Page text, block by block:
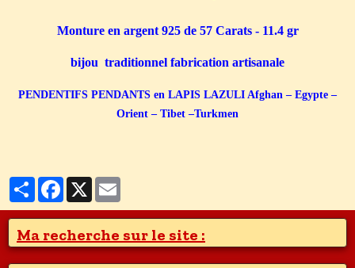
Monture en argent 925 de 57 Carats - 11.4 gr
bijou traditionnel fabrication artisanale
PENDENTIFS PENDANTS en LAPIS LAZULI Afghan – Egypte –
Orient – Tibet –Turkmen
PartagerFacebook
X
Ma recherche sur le site :